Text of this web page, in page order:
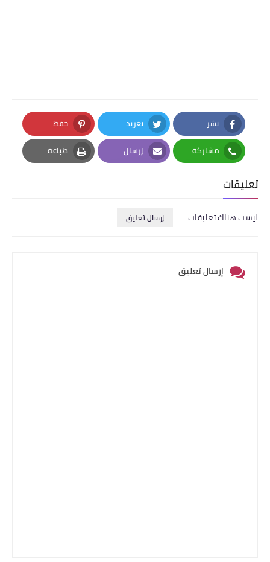
نشر
Facebook
تغريد
Twitter
حفظ
Pinterest
مشاركة
Whatsapp
إرسال
Email
طباعة
Print
تعليقات
ليست هناك تعليقات إرسال تعليق
إرسال تعليق